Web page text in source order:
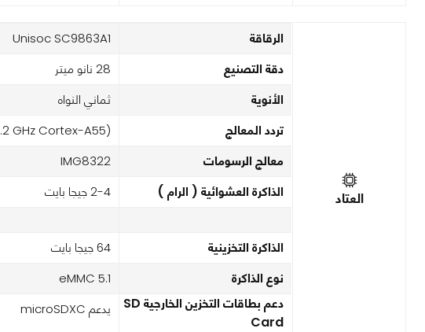
العتاد
الرقاقة Unisoc SC9863A1
دقة التصنيع 28 نانو ميتر
الأنوية ثماني النواه
تردد المعالج (4x1.6 GHz Cortex-A55 & 4x1.2 GHz Cortex-A55)
معالج الرسومات IMG8322
الذاكرة العشوائية ( الرام ) 2-4 جيجا بايت
الذاكرة التخزينية 64 جيجا بايت
نوع الذاكرة eMMC 5.1
دعم بطاقات التخزين الخارجية SD
Card
يدعم microSDXC